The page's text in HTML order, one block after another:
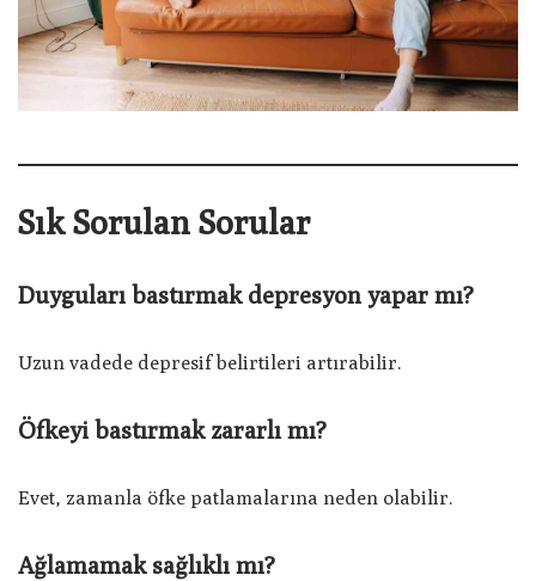
Sık Sorulan Sorular
Duyguları bastırmak depresyon yapar mı?
Uzun vadede depresif belirtileri artırabilir.
Öfkeyi bastırmak zararlı mı?
Evet, zamanla öfke patlamalarına neden olabilir.
Ağlamamak sağlıklı mı?